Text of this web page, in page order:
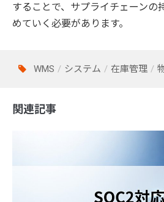
することで、サプライチェーンの
めていく必要があります。
WMS システム 在庫管理
関連記事